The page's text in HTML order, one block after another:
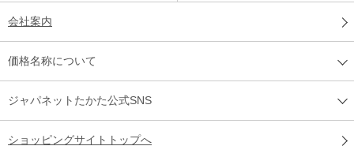
会社案内
価格名称について
ジャパネットたかた公式SNS
ショッピングサイトトップへ